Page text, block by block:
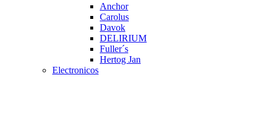
Anchor
Carolus
Davok
DELIRIUM
Fuller´s
Hertog Jan
Electronicos